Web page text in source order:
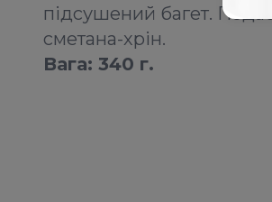
підсушений багет.
сметана-хрін.
Вага: 340 г.